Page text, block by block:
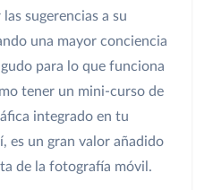
sugerencias a su
una mayor conciencia
para lo que funciona
tener un mini-curso de
integrado en tu
es un gran valor añadido
de la fotografía móvil.